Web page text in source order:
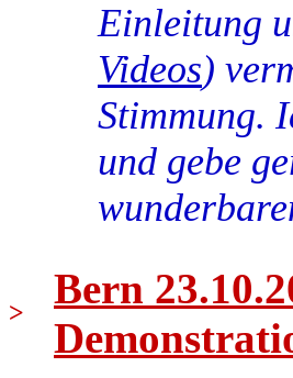
Einleitung
Videos)
Stimmung.
und gebe
>
Bern